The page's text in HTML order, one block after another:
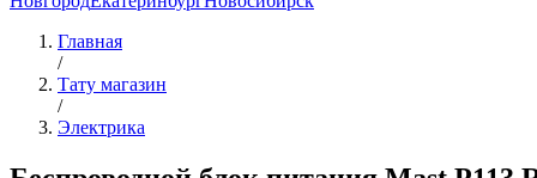
Главная
/
Тату магазин
/
Электрика